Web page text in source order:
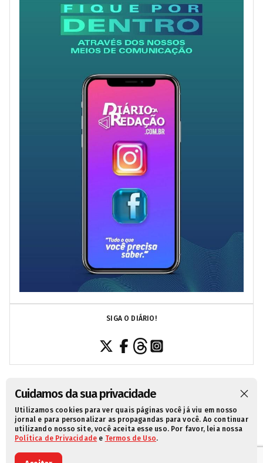
Cuidamos da sua privacidade
Utilizamos cookies para ver quais páginas você já viu em nosso
jornal e para personalizar as propagandas para você. Ao continuar
utilizando nosso site, você aceita esse uso. Por favor, leia nossa
Política de Privacidade e Termos de Uso.
SIGA O DIÁRIO!
SOBRE NÓSCONTATOPOLÍTICA DE PRIVACIDADE
TERMOS DE USO